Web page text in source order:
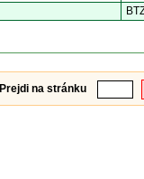
Prejdi na stránku